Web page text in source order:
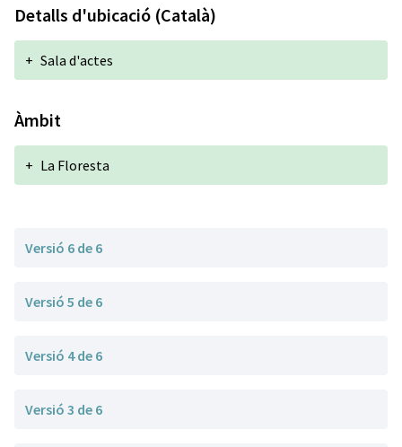
Detalls d'ubicació (Català)
+ Sala d'actes
Àmbit
+ La Floresta
Versió 6 de 6
Versió 5 de 6
Versió 4 de 6
Versió 3 de 6